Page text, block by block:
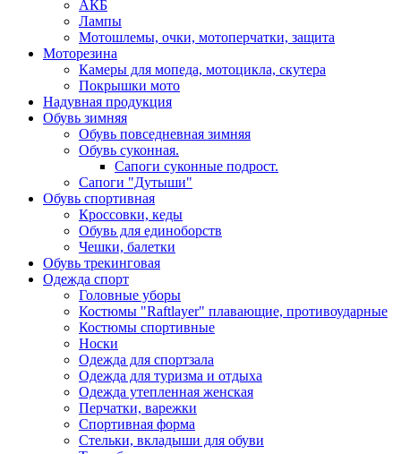
АКБ
Лампы
Мотошлемы, очки, мотоперчатки, защита
Моторезина
Камеры для мопеда, мотоцикла, скутера
Покрышки мото
Надувная продукция
Обувь зимняя
Обувь повседневная зимняя
Обувь суконная.
Сапоги суконные подрост.
Сапоги "Дутыши"
Обувь спортивная
Кроссовки, кеды
Обувь для единоборств
Чешки, балетки
Обувь трекинговая
Одежда спорт
Головные уборы
Костюмы "Raftlayer" плавающие, противоударные
Костюмы спортивные
Носки
Одежда для спортзала
Одежда для туризма и отдыха
Одежда утепленная женская
Перчатки, варежки
Спортивная форма
Стельки, вкладыши для обуви